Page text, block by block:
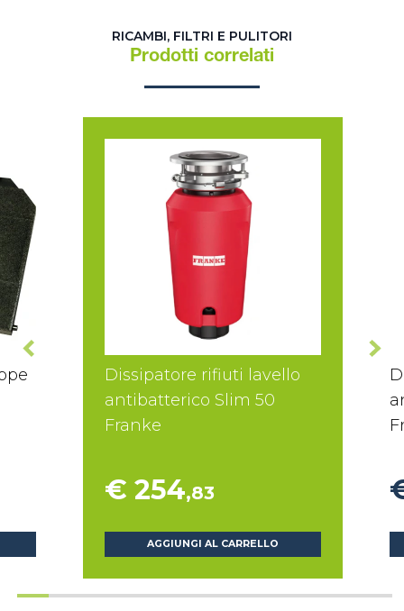
RICAMBI, FILTRI E PULITORI
Prodotti correlati
Dissipatore rifiuti lavello
antibatterico Slim 50
Franke
€ 254,83
AGGIUNGI AL CARRELLO